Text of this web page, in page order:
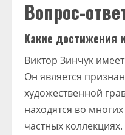
Вопрос-
Какие достижения
Виктор Зинчук
Он является
художественной
находятся во
частных